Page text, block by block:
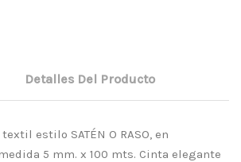
Detalles Del Producto
estilo SATÉN O RASO, en
5 mm. x 100 mts. Cinta elegante